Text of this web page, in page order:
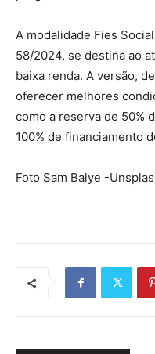
A modalidade Fies
58/2024, se destina ao
baixa renda. A versão,
oferecer melhores
como a reserva de 50%
100% de financiamento
Foto Sam Balye -